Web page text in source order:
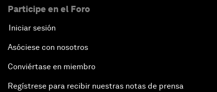
Participe en el Foro
Iniciar sesión
Asóciese con nosotros
Conviértase en miembro
Regístrese para recibir nuestras notas de prensa